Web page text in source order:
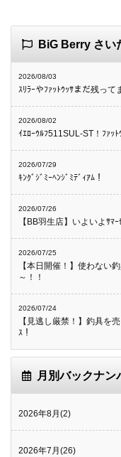
BiG Berry さい
2026/08/03
ｽﾘﾗｰやﾌｧｯﾄｳｯｻまだ残って
2026/08/02
ｲｴﾛｰｳﾙﾌ511SUL-ST！ﾌｧｯﾄ
2026/07/29
ｷﾝｸﾞｼﾞﾐｰﾍﾝｼﾞﾐﾃﾞｨｱﾑ！
2026/07/26
【BB羽生店】いよいよｻﾏ
2026/07/25
【本日開催！】使わない
～！！
2026/07/24
【見逃し厳禁！】釣具を
ｽ！
月別バックナン
2026年8月(2)
2026年7月(26)